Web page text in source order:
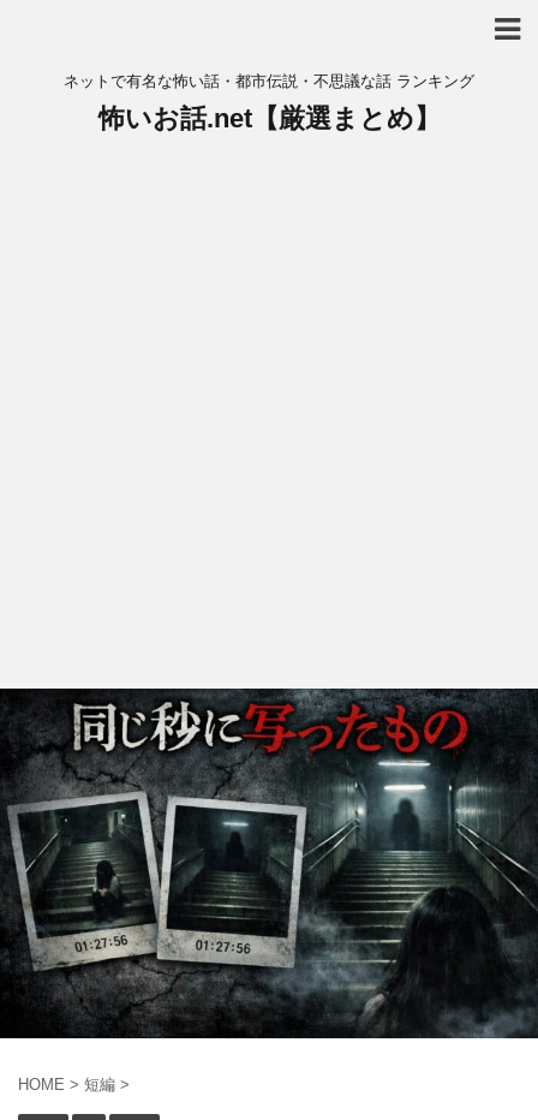
ネットで有名な怖い話・都市伝説・不思議な話 ランキング
怖いお話.net【厳選まとめ】
HOME > 短編 >